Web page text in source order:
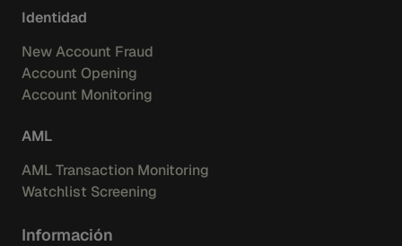
Identidad
New Account Fraud
Account Opening
Account Monitoring
AML
AML Transaction Monitoring
Watchlist Screening
Información